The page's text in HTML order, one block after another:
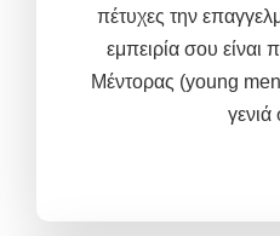
πέτυχες την
εμπειρία σου είναι
Μέντορας (young
γενιά